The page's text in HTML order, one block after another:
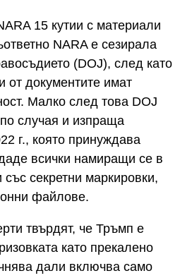
15 кутии с материали
NARA е сезирала
(DOJ), след като
от документите имат
Малко след това DOJ
случая и изпраща
г., която принуждава
всички намиращи се в
секретни маркировки,
файлове.
твърдят, че Тръмп е
като прекалено
дали включва само